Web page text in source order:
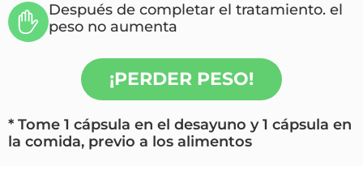
Después de completar el tratamiento. el
peso no aumenta
¡PERDER PESO!
* Tome 1 cápsula en el desayuno y 1 cápsula en
la comida, previo a los alimentos